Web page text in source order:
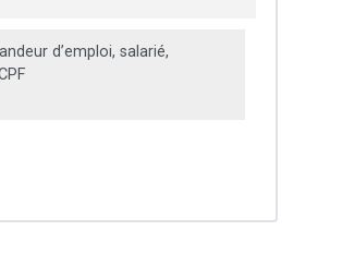
d’emploi, salarié,